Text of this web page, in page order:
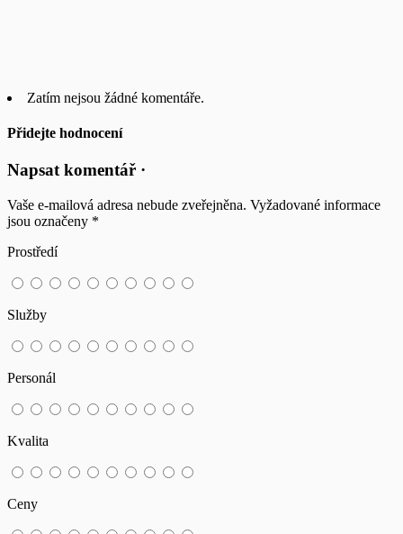
Zatím nejsou žádné komentáře.
Přidejte hodnocení
Napsat komentář ·
Vaše e-mailová adresa nebude zveřejněna. Vyžadované informace
jsou označeny *
Prostředí
Služby
Personál
Kvalita
Ceny